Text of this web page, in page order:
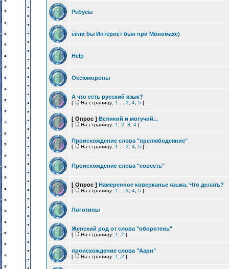
Ребусы
если бы Интернет был при Мономахе)
Help
Оксюмороны
А что есть русский язык?
[ На страницу: 1 3 4 5 ]
[ Опрос ] Великий и могучий...
[ На страницу: 1 2 3 4 ]
Происхождение слова "прелюбодеяние"
[ На страницу: 1 3 4 5 ]
Происхождение слова "совесть"
[ Опрос ] Намеренное коверканье языка. Что делать?
[ На страницу: 1 3 4 5 ]
Логотипы
Женский род от слова "оборотень"
[ На страницу: 1 2 ]
происхождение слова "Аарн"
[ На страницу: 1 2 ]